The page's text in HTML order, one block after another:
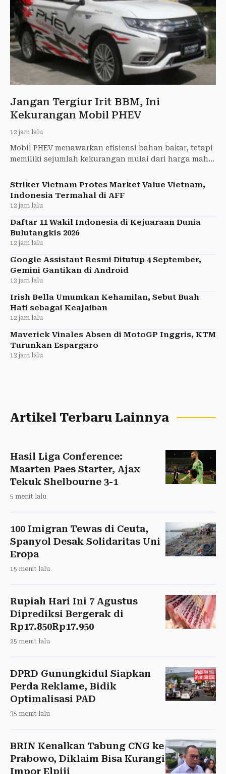
Jangan Tergiur Irit BBM, Ini
Kekurangan Mobil PHEV
12 jam lalu
Mobil PHEV menawarkan efisiensi bahan bakar, tetapi
memiliki sejumlah kekurangan mulai dari harga mahal
Striker Vietnam Protes Market Value Vietnam,
Indonesia Termahal di AFF
12 jam lalu
Daftar 11 Wakil Indonesia di Kejuaraan Dunia
Bulutangkis 2026
12 jam lalu
Google Assistant Resmi Ditutup 4 September,
Gemini Gantikan di Android
12 jam lalu
Irish Bella Umumkan Kehamilan, Sebut Buah
Hati sebagai Keajaiban
12 jam lalu
Maverick Vinales Absen di MotoGP Inggris, KTM
Turunkan Espargaro
13 jam lalu
Artikel Terbaru Lainnya
Hasil Liga Conference:
Maarten Paes Starter, Ajax
Tekuk Shelbourne 3-1
5 menit lalu
100 Imigran Tewas di Ceuta,
Spanyol Desak Solidaritas Uni
Eropa
15 menit lalu
Rupiah Hari Ini 7 Agustus
Diprediksi Bergerak di
Rp17.850Rp17.950
25 menit lalu
DPRD Gunungkidul Siapkan
Perda Reklame, Bidik
Optimalisasi PAD
35 menit lalu
BRIN Kenalkan Tabung CNG ke
Prabowo, Diklaim Bisa Kurangi
Impor Elpiji